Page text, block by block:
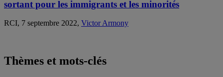
sortant pour les immigrants et les minorités
RCI, 7 septembre 2022, Victor Armony
Thèmes et mots-clés